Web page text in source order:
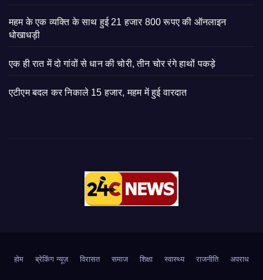
महम के एक व्यक्ति के साथ हुई 21 हजार 800 रूपए की ऑनलाइन
धोखाधड़ी
एक ही रात में दो गांवों से धान की चोरी, तीन चोर रंगे हाथों पकड़े
एटीएम बदल कर निकाले 15 हजार, महम में हुई वारदात
होम ब्रेकिंग न्यूज़ ‍‍विरासत समाज शिक्षा स्वास्थ्य राजनीति अपराध